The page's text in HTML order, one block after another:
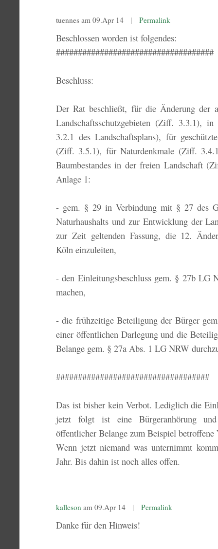
tuennes am 09.Apr 14 | Permalink
Beschlossen worden ist folgendes:
####################################
Beschluss:
Der Rat beschließt, für die Änderung der
Landschaftsschutzgebieten (Ziff. 3.3.1),
3.2.1 des Landschaftsplans), für
(Ziff. 3.5.1), für Naturdenkmale (Ziff.
Baumbestandes in der freien Landschaft
Anlage 1:
- gem. § 29 in Verbindung mit § 27 des
Naturhaushalts und zur Entwicklung der
zur Zeit geltenden Fassung, die 12.
Köln einzuleiten,
- den Einleitungsbeschluss gem. § 27b LG
machen,
- die frühzeitige Beteiligung der Bürger
einer öffentlichen Darlegung und die
Belange gem. § 27a Abs. 1 LG NRW
###################################
Das ist bisher kein Verbot. Lediglich die
jetzt folgt ist eine Bürgeranhörung
öffentlicher Belange zum Beispiel betroffene
Wenn jetzt niemand was unternimmt
Jahr. Bis dahin ist noch alles offen.
kalleson am 09.Apr 14 | Permalink
Danke für den Hinweis!